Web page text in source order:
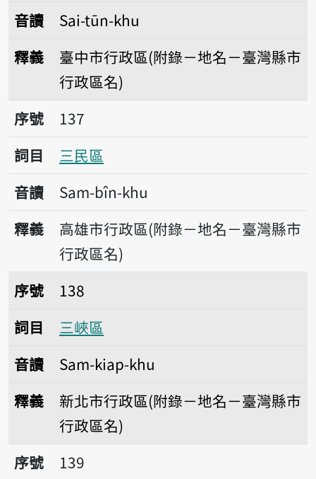
音讀
Sai-tūn-khu
釋義
臺中市行政區(附錄－地名－臺灣縣市
行政區名)
序號137三民區
序號
137
詞目
三民區
音讀
Sam-bîn-khu
釋義
高雄市行政區(附錄－地名－臺灣縣市
行政區名)
序號138三峽區
序號
138
詞目
三峽區
音讀
Sam-kiap-khu
釋義
新北市行政區(附錄－地名－臺灣縣市
行政區名)
序號139杉林區
序號
139